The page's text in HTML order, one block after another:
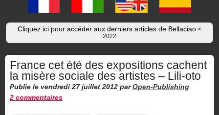
Cliquez ici pour accéder aux derniers articles de Bellaciao <
2022
France cet été des expositions cachent
la misère sociale des artistes – Lili-oto
Publie le vendredi 27 juillet 2012 par Open-Publishing
2 commentaires